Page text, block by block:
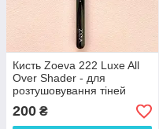
Кисть Zoeva 222 Luxe All
Over Shader - для
розтушовування тіней
200 ₴